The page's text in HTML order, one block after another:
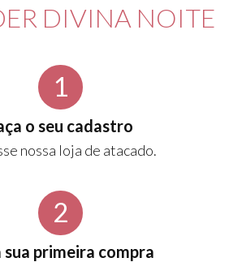
DIVINA NOITE
1
o seu cadastro
nossa loja de atacado.
2
sua primeira compra